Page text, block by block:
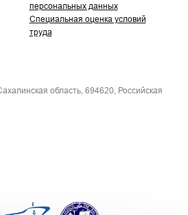
персональных данных
Специальная оценка условий
труда
область, 694620, Российская